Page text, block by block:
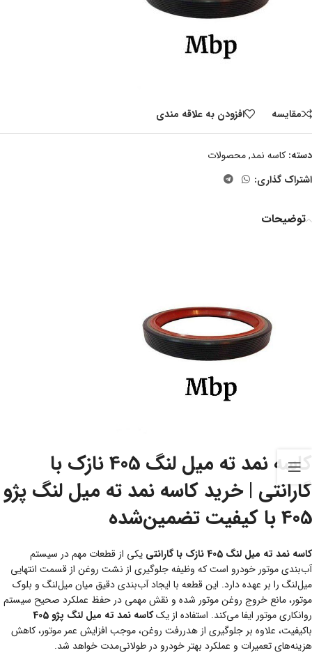
مقايسه افزودن به علاقه مندی
دسته: کاسه نمد,محصولات
اشتراک گذاری:
توضیحات
کاسه نمد ته میل لنگ 405 نازک با
گارانتی | خرید کاسه نمد ته میل لنگ پژو
405 با کیفیت تضمین‌شده
کاسه نمد ته میل لنگ 405 نازک با گارانتی
یکی از قطعات مهم در سیستم
آب‌بندی موتور خودرو است که وظیفه جلوگیری از نشت روغن از قسمت انتهایی
میل‌لنگ را بر عهده دارد. این قطعه با ایجاد آب‌بندی دقیق میان میل‌لنگ و بلوک
موتور، مانع خروج روغن موتور شده و نقش مهمی در حفظ عملکرد صحیح سیستم
روانکاری موتور ایفا می‌کند. استفاده از یککاسه نمد ته میل لنگ پژو 405
باکیفیت، علاوه بر جلوگیری از هدررفت روغن، موجب افزایش عمر موتور، کاهش
هزینه‌های تعمیرات و عملکرد بهتر خودرو در طولانی‌مدت خواهد شد.